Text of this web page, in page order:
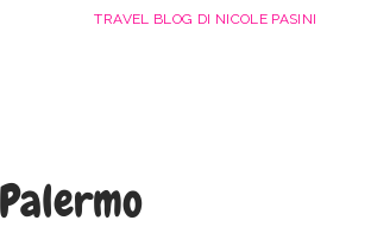
TRAVEL BLOG DI NICOLE PASINI